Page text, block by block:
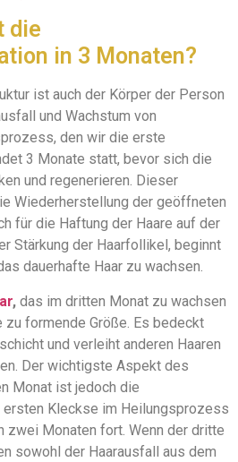
die
in 3 Monaten?
ist auch der Körper der Person
und Wachstum von
den wir die erste
3 Monate statt, bevor sich die
und regenerieren. Dieser
Wiederherstellung der geöffneten
für die Haftung der Haare auf der
Stärkung der Haarfollikel, beginnt
dauerhafte Haar zu wachsen.
, das im dritten Monat zu wachsen
formende Größe. Es bedeckt
und verleiht anderen Haaren
Der wichtigste Aspekt des
Monat ist jedoch die
ersten Kleckse im Heilungsprozess
zwei Monaten fort. Wenn der dritte
sowohl der Haarausfall aus dem